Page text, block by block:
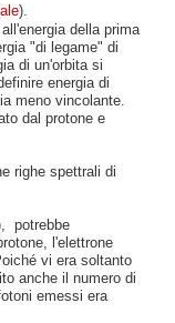
).
della prima
"di legame" di
di un'orbita si
energia di
meno vincolante.
dal protone e
righe spettrali di
potrebbe
l'elettrone
vi era soltanto
anche il numero di
emessi era